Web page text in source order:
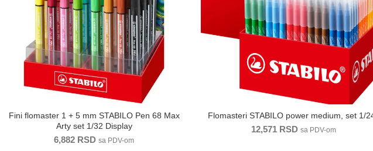
Fini flomaster 1 + 5 mm STABILO Pen 68 Max
Arty set 1/32 Display
6,882 RSD sa PDV-om
Flomasteri STABILO power medium, set 1/
12,571 RSD sa PDV-om